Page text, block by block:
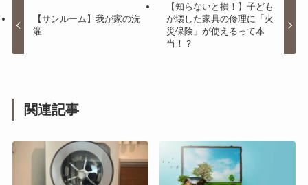
【サンルーム】我が家の洗
濯
【知らないと損！】子ども
が壊した家具の修理に「火
災保険」が使えるって本
当！？
関連記事